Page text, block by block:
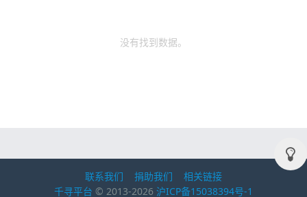
没有找到数据。
联系我们 捐助我们
相关链接
千寻平台 © 2013-2026 沪ICP备15038394号-1